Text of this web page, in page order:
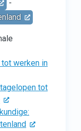
-
werken in
tot